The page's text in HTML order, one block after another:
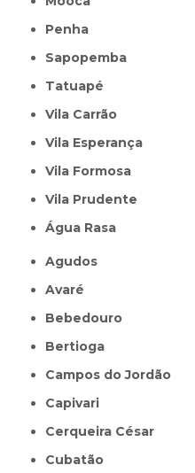
Penha
Sapopemba
Tatuapé
Vila Carrão
Vila Esperança
Vila Formosa
Vila Prudente
Água Rasa
Agudos
Avaré
Bebedouro
Bertioga
Campos do Jordão
Capivari
Cerqueira César
Cubatão